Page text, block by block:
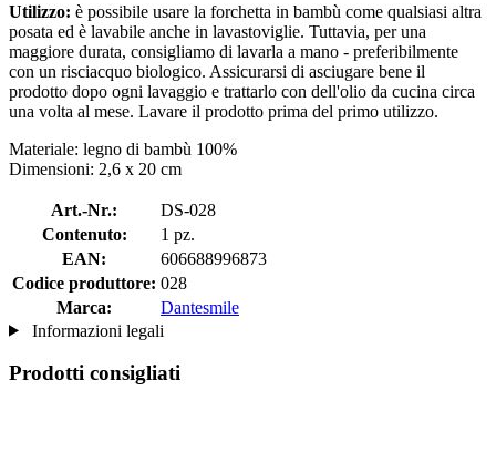
Utilizzo: è possibile usare la forchetta in bambù come qualsiasi altra
posata ed è lavabile anche in lavastoviglie. Tuttavia, per una
maggiore durata, consigliamo di lavarla a mano - preferibilmente
con un risciacquo biologico. Assicurarsi di asciugare bene il
prodotto dopo ogni lavaggio e trattarlo con dell'olio da cucina circa
una volta al mese. Lavare il prodotto prima del primo utilizzo.
Materiale: legno di bambù 100%
Dimensioni: 2,6 x 20 cm
Art.-Nr.:
DS-028
Contenuto:
1 pz.
EAN:
606688996873
Codice produttore: 028
Marca:
Dantesmile
Informazioni legali
Prodotti consigliati